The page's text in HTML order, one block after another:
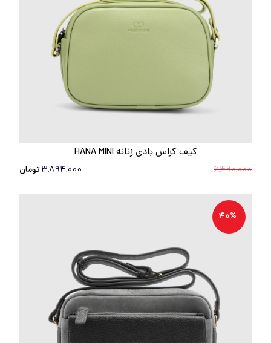
کیف کراس بادی زنانه HANA MINI
6,490,000
3,894,000تومان
40%